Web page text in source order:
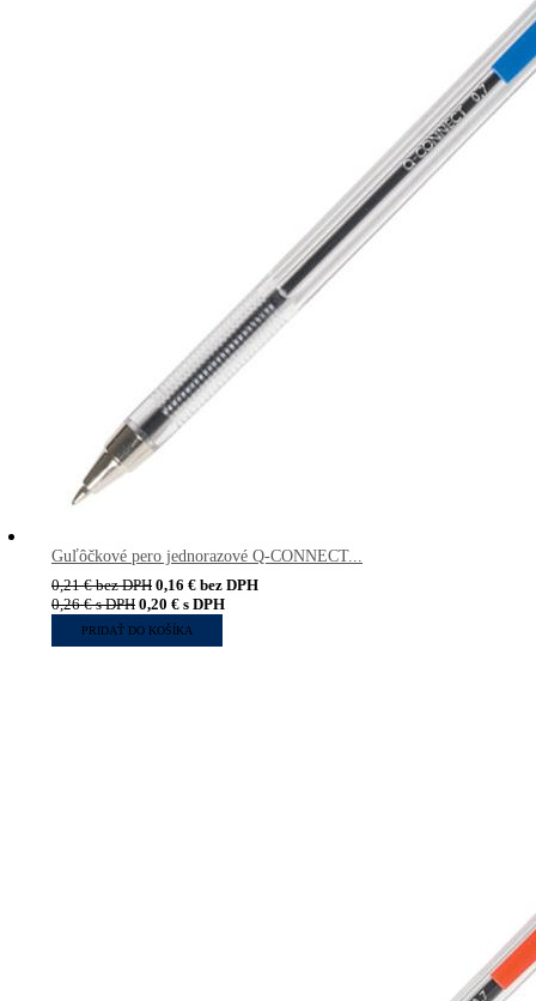
Guľôčkové pero jednorazové Q-CONNECT...
0,21€bez DPH 0,16 € bez DPH
0,26€s DPH 0,20 € s DPH
PRIDAŤ DO KOŠÍKA